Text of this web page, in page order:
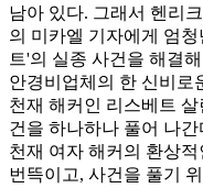
남아 있다. 그래서 헨리
의 미카엘 기자에게 엄
트'의 실종 사건을 해결
안경비업체의 한 신비로
천재 해커인 리스베트
건을 하나하나 풀어 나
천재 여자 해커의 환상
번뜩이고, 사건을 풀기